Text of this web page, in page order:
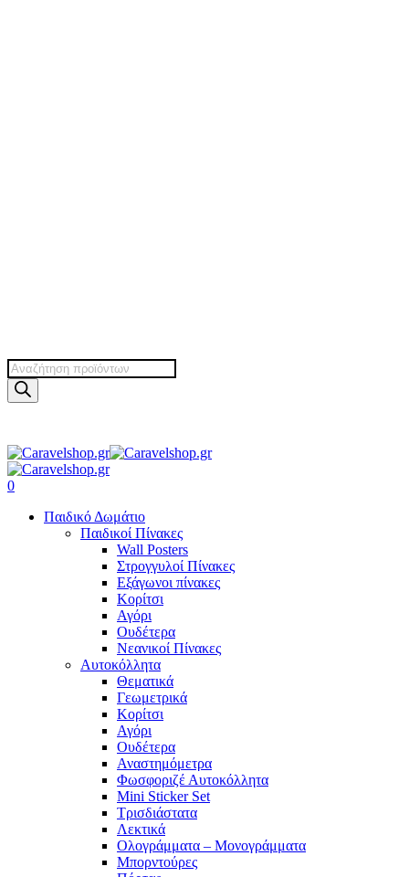
Products
search
search
account
0
Παιδικό Δωμάτιο
Παιδικοί Πίνακες
Wall Posters
Στρογγυλοί Πίνακες
Εξάγωνοι πίνακες
Κορίτσι
Αγόρι
Ουδέτερα
Νεανικοί Πίνακες
Αυτοκόλλητα
Θεματικά
Γεωμετρικά
Κορίτσι
Αγόρι
Ουδέτερα
Αναστημόμετρα
Φωσφοριζέ Αυτοκόλλητα
Mini Sticker Set
Tρισδιάστατα
Λεκτικά
Ολογράμματα – Μονογράμματα
Μπορντούρες